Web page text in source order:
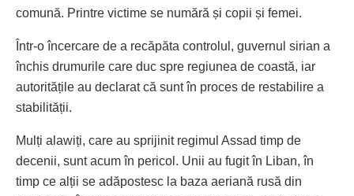
comună. Printre victime se numără și copii și femei.
Într-o încercare de a recăpăta controlul, guvernul sirian a
închis drumurile care duc spre regiunea de coastă, iar
autoritățile au declarat că sunt în proces de restabilire a
stabilității.
Mulți alawiți, care au sprijinit regimul Assad timp de
decenii, sunt acum în pericol. Unii au fugit în Liban, în
timp ce alții se adăpostesc la baza aeriană rusă din